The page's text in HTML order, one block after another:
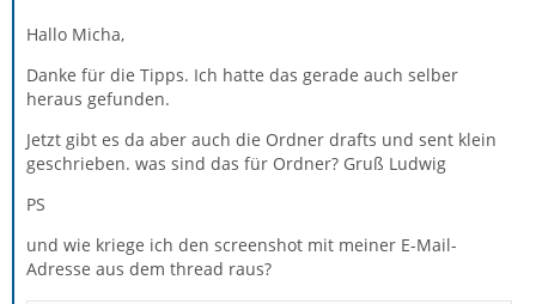
Hallo Micha,
Danke für die Tipps. Ich hatte das gerade auch selber
heraus gefunden.
Jetzt gibt es da aber auch die Ordner drafts und sent klein
geschrieben. was sind das für Ordner? Gruß Ludwig
PS
und wie kriege ich den screenshot mit meiner E-Mail-
Adresse aus dem thread raus?